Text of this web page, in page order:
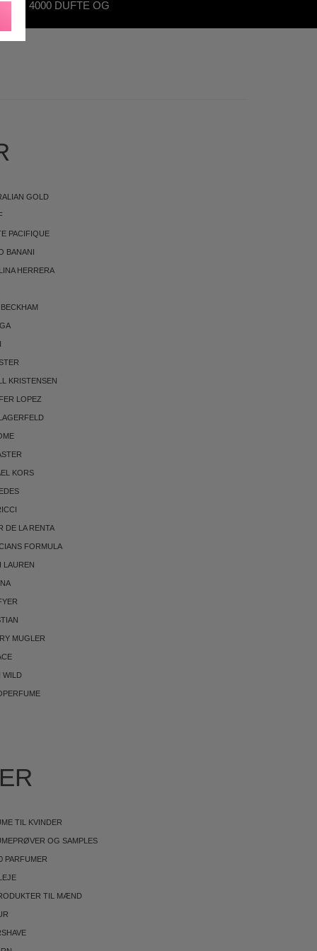
4000 DUFTE OG
GOLD
PACIFIQUE
BANANI
HERRERA
KRISTENSEN
LOPEZ
KORS
DE LA RENTA
FORMULA
LAUREN
MUGLER
WILD
TIL KVINDER
OG SAMPLES
PARFUMER
TIL MÆND